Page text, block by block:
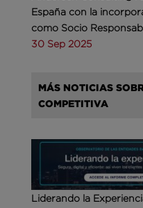
España con la
como Socio
30 Sep 2025
MÁS NOTICIAS
COMPETITIVA
Liderando la